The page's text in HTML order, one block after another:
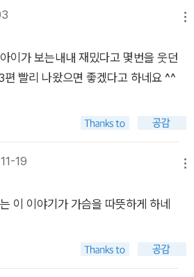
이가 보는내내 재밌다고 몇번을 웃던
빨리 나왔으면 좋겠다고 하네요 ^^
19
이 이야기가 가슴을 따뜻하게 하네